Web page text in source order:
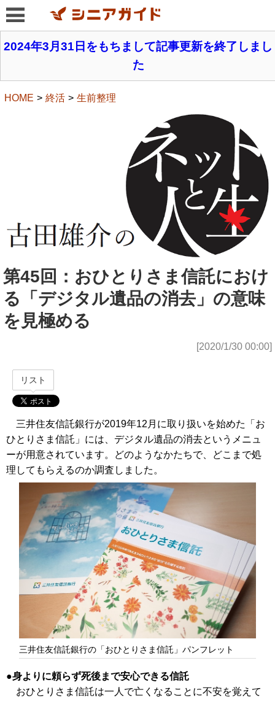
2024年3月31日をもちまして記事更新を終了しまし
た
HOME 終活 生前整理
第45回：おひとりさま信託におけ
る「デジタル遺品の消去」の意味
を見極める
[2020/1/30 00:00]
リスト
三井住友信託銀行が2019年12月に取り扱いを始めた「お
ひとりさま信託」には、デジタル遺品の消去というメニュ
ーが用意されています。どのようなかたちで、どこまで処
理してもらえるのか調査しました。
三井住友信託銀行の「おひとりさま信託」パンフレット
身よりに頼らず死後まで安心できる信託
おひとりさま信託は一人で亡くなることに不安を覚えて